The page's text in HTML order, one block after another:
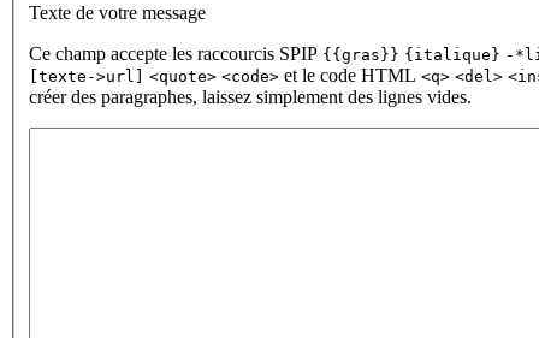
Texte de votre message
Ce champ accepte les raccourcis SPIP {{gras}} {italique} -
[texte->url] <quote> <code> et le code HTML <q> <del>
créer des paragraphes, laissez simplement des lignes vides.